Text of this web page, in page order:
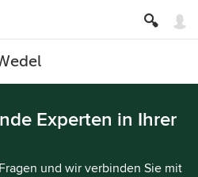
Experten in Ihrer
und wir verbinden Sie mit